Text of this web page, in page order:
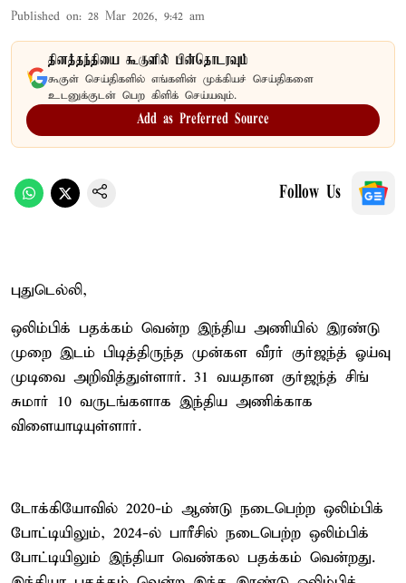
Published on: 28 Mar 2026, 9:42 am
தினத்தந்தியை கூகுளில் பின்தொடரவும்
கூகுள் செய்திகளில் எங்களின் முக்கியச் செய்திகளை
உடனுக்குடன் பெற கிளிக் செய்யவும்.
Add as Preferred Source
Follow Us
புதுடெல்லி,
ஒலிம்பிக் பதக்கம் வென்ற இந்திய அணியில் இரண்டு
முறை இடம் பிடித்திருந்த முன்கள வீரர் குர்ஜந்த் ஓய்வு
முடிவை அறிவித்துள்ளார். 31 வயதான குர்ஜந்த் சிங்
சுமார் 10 வருடங்களாக இந்திய அணிக்காக
விளையாடியுள்ளார்.
டோக்கியோவில் 2020-ம் ஆண்டு நடைபெற்ற ஒலிம்பிக்
போட்டியிலும், 2024-ல் பாரீசில் நடைபெற்ற ஒலிம்பிக்
போட்டியிலும் இந்தியா வெண்கல பதக்கம் வென்றது.